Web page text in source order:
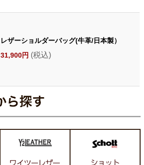
レザーショルダーバッグ(牛革/日本製）
31,900円 (税込)